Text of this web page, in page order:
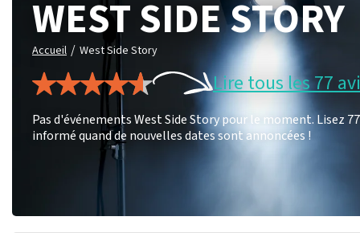
WEST SIDE STORY
Accueil / West Side Story
Lire tous les 77
Pas d'événements West Side Story pour le moment. Lisez
informé quand de nouvelles dates sont annoncées !